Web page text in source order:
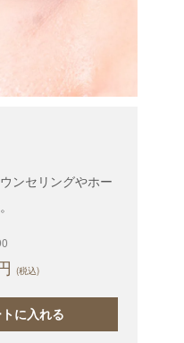
ンセリングやホー
(税込)
に入れる